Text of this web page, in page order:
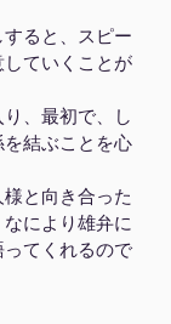
ると、スピー
ていくことが
、最初で、し
結ぶことを心
と向き合った
により雄弁に
てくれるので